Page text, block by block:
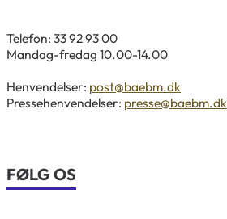
Telefon: 33 92 93 00
Mandag-fredag 10.00-14.00
Henvendelser: post@baebm.dk
Pressehenvendelser: presse@baebm.dk
FØLG OS